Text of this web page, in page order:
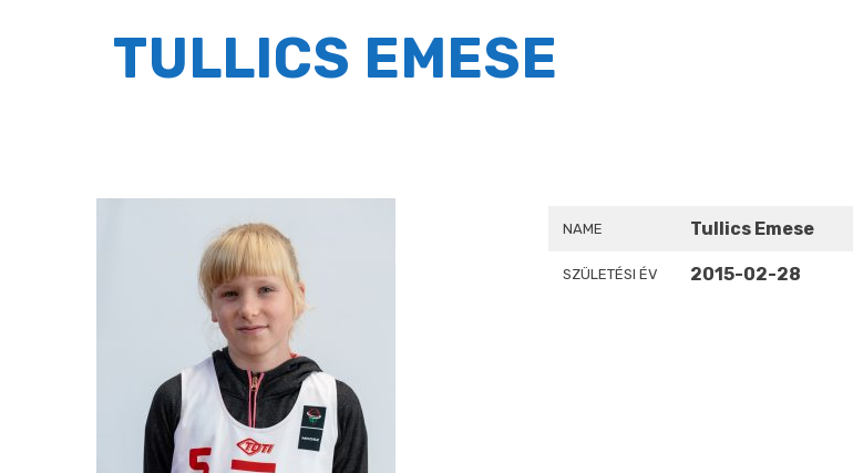
TULLICS EMESE
NAME Tullics Emese
SZÜLETÉSI ÉV 2015-02-28